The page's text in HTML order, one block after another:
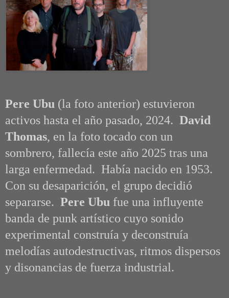
Pere Ubu (la foto anterior) estuvieron
activos hasta el año pasado, 2024. David
Thomas, en la foto tocado con un
sombrero, fallecía este año 2025 tras una
larga enfermedad. Había nacido en 1953.
Con su desaparición, el grupo decidió
separarse. Pere Ubu fue una influyente
banda de punk artístico cuyo sonido
experimental construía y deconstruía
melodías autodestructivas, ritmos dispersos
y disonancias de fuerza industrial.